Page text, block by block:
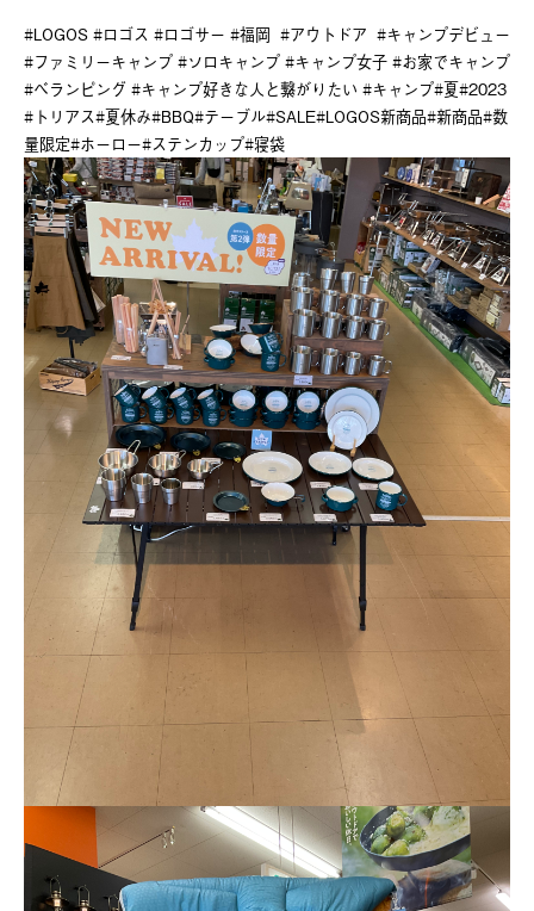
#LOGOS #ロゴス #ロゴサー #福岡 #アウトドア #キャンプデビュー
#ファミリーキャンプ #ソロキャンプ #キャンプ女子 #お家でキャンプ
#べランピング #キャンプ好きな人と繋がりたい #キャンプ#夏#2023
#トリアス#夏休み#BBQ#テーブル#SALE#LOGOS新商品#新商品#数
量限定#ホーロー#ステンカップ#寝袋